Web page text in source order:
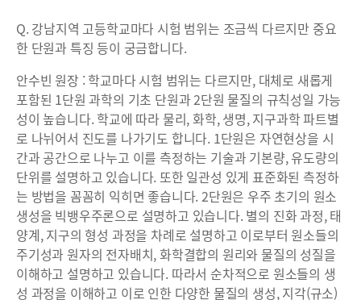
Q. 강남지역 고등학교마다 시험 범위는 조금씩 다르지만 중요
한 단원과 특징 등이 궁금합니다.
안수빈 원장 : 학교마다 시험 범위는 다르지만, 대체로 새롭게
포함된 1단원 과학의 기초 단원과 2단원 물질의 규칙성일 가능
성이 높습니다. 학교에 따라 물리, 화학, 생명, 지구과학 파트별
로 나뉘어서 진도를 나가기도 합니다. 1단원은 자연현상을 시
간과 공간으로 나누고 이를 측정하는 기술과 기본량, 유도량의
단위를 설명하고 있습니다. 또한 일관성 있게 표준화된 측정하
는 방법을 꼼꼼히 익히면 좋습니다. 2단원은 우주 초기의 원소
생성을 빅뱅우주론으로 설명하고 있습니다. 별의 진화 과정, 태
양계, 지구의 형성 과정을 차례로 설명하고 이로부터 원소들의
주기성과 원자의 전자배치, 화학결합의 원리와 물질의 성질을
이해하고 설명하고 있습니다. 따라서 순차적으로 원소들의 생
성 과정을 이해하고 이로 인한 다양한 물질의 생성, 지각(규소)